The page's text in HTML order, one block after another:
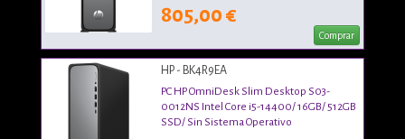
805,00 €
Comprar
HP - BK4R9EA
PC HP OmniDesk Slim Desktop S03-
0012NS Intel Core i5-14400/ 16GB/ 512GB
SSD/ Sin Sistema Operativo